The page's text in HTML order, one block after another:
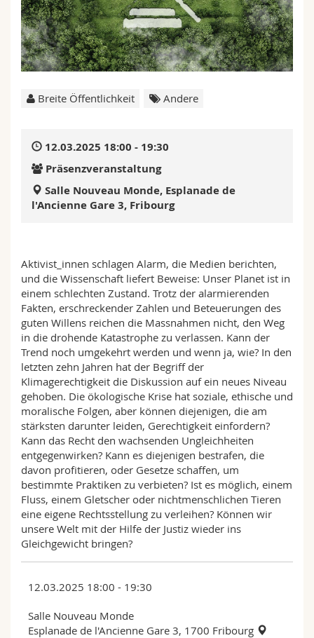
Math.-Nat. und Med. Fak.
Interfakultär
Mitarbeitende
Doktorierende
Webmail
Vorlesungsverzeichnis
Breite Öffentlichkeit Andere
12.03.2025 18:00 - 19:30
Präsenzveranstaltung
Salle Nouveau Monde, Esplanade de
l'Ancienne Gare 3, Fribourg
Aktivist_innen schlagen Alarm, die Medien berichten,
und die Wissenschaft liefert Beweise: Unser Planet ist in
einem schlechten Zustand. Trotz der alarmierenden
Fakten, erschreckender Zahlen und Beteuerungen des
guten Willens reichen die Massnahmen nicht, den Weg
in die drohende Katastrophe zu verlassen. Kann der
Trend noch umgekehrt werden und wenn ja, wie? In den
letzten zehn Jahren hat der Begriff der
Klimagerechtigkeit die Diskussion auf ein neues Niveau
gehoben. Die ökologische Krise hat soziale, ethische und
moralische Folgen, aber können diejenigen, die am
stärksten darunter leiden, Gerechtigkeit einfordern?
Kann das Recht den wachsenden Ungleichheiten
entgegenwirken? Kann es diejenigen bestrafen, die
davon profitieren, oder Gesetze schaffen, um
bestimmte Praktiken zu verbieten? Ist es möglich, einem
Fluss, einem Gletscher oder nichtmenschlichen Tieren
eine eigene Rechtsstellung zu verleihen? Können wir
unsere Welt mit der Hilfe der Justiz wieder ins
Gleichgewicht bringen?
12.03.2025 18:00 - 19:30
Salle Nouveau Monde
Esplanade de l'Ancienne Gare 3, 1700 Fribourg